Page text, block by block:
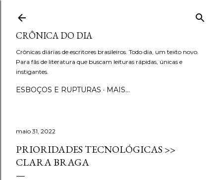
CRÔNICA DO DIA
Crônicas diárias de escritores brasileiros. Todo dia, um texto novo.
Para fãs de literatura que buscam leituras rápidas, únicas e
instigantes.
ESBOÇOS E RUPTURAS MAIS…
maio 31, 2022
PRIORIDADES TECNOLÓGICAS >>
CLARA BRAGA